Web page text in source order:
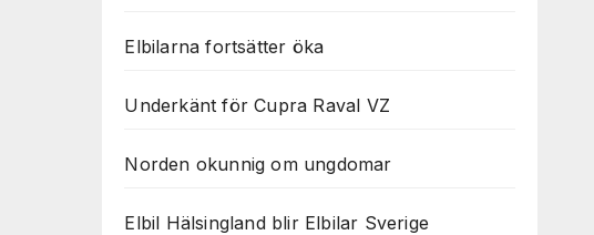
Elbilarna fortsätter öka
Underkänt för Cupra Raval VZ
Norden okunnig om ungdomar
Elbil Hälsingland blir Elbilar Sverige